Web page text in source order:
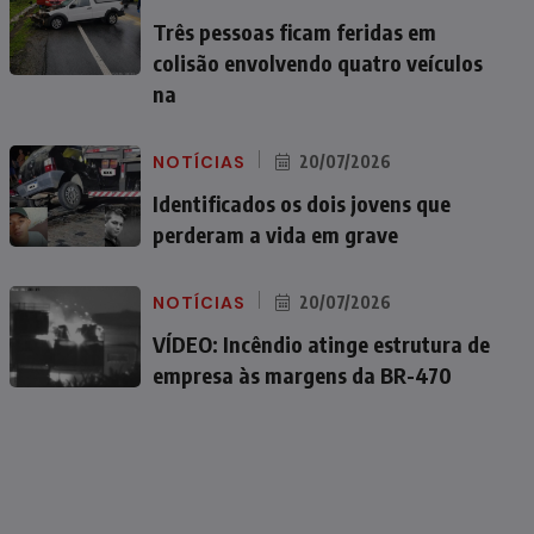
Três pessoas ficam feridas em
colisão envolvendo quatro veículos
na
NOTÍCIAS 20/07/2026
Identificados os dois jovens que
perderam a vida em grave
NOTÍCIAS 20/07/2026
VÍDEO: Incêndio atinge estrutura de
empresa às margens da BR-470